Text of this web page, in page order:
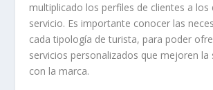
multiplicado los perfiles de clientes a los
servicio. Es importante conocer las
cada tipología de turista, para poder
servicios personalizados que mejoren la
con la marca.